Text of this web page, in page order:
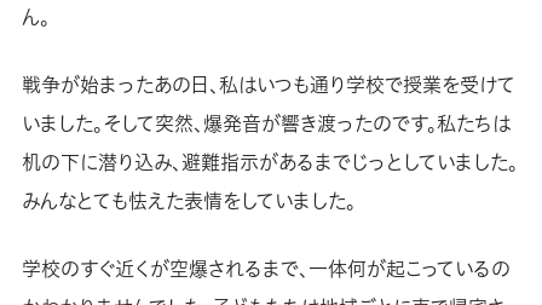
ん。
戦争が始まったあの日、私はいつも通り学校で授業を受けて
いました。そして突然、爆発音が響き渡ったのです。私たちは
机の下に潜り込み、避難指示があるまでじっとしていました。
みんなとても怯えた表情をしていました。
学校のすぐ近くが空爆されるまで、一体何が起こっているの